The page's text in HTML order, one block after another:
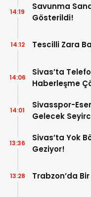
Savunma
Gösterildi!
14:19
Tescilli Zara
14:12
Sivas’ta
Haberleşme
14:06
Sivasspor-
Gelecek
14:01
Sivas’ta Yok
Geziyor!
13:36
Trabzon’da
13:28